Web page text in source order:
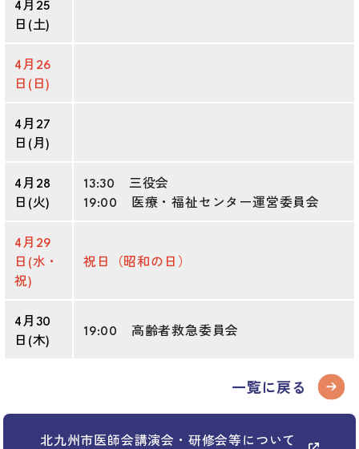
4月25
日(土)
4月26
日(日)
4月27
日(月)
4月28
日(火)
13:30 三役会
19:00 医療・福祉センター運営委員会
4月29
日(水・
祝)
祝日（昭和の日）
4月30
日(木)
19:00 高齢者救急委員会
一覧に戻る
北九州市医師会講演会・研修会等について